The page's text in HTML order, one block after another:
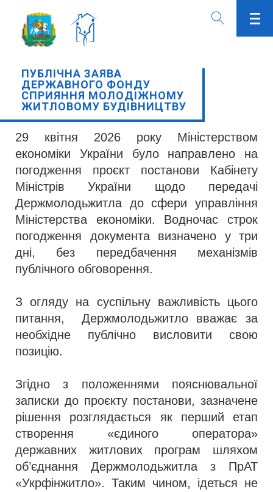
ПУБЛІЧНА ЗАЯВА
ДЕРЖАВНОГО ФОНДУ
СПРИЯННЯ МОЛОДІЖНОМУ
ЖИТЛОВОМУ БУДІВНИЦТВУ
29 квітня 2026 року Міністерством
економіки України було направлено на
погодження проєкт постанови Кабінету
Міністрів України щодо передачі
Держмолодьжитла до сфери управління
Міністерства економіки. Водночас строк
погодження документа визначено у три
дні, без передбачення механізмів
публічного обговорення.
З огляду на суспільну важливість цього
питання, Держмолодьжитло вважає за
необхідне публічно висловити свою
позицію.
Згідно з положеннями пояснювальної
записки до проєкту постанови, зазначене
рішення розглядається як перший етап
створення «єдиного оператора»
державних житлових програм шляхом
об’єднання Держмолодьжитла з ПрАТ
«Укрфінжитло». Таким чином, ідеться не